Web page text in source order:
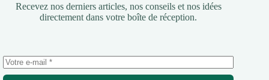
Recevez nos derniers articles, nos conseils et nos idées
directement dans votre boîte de réception.